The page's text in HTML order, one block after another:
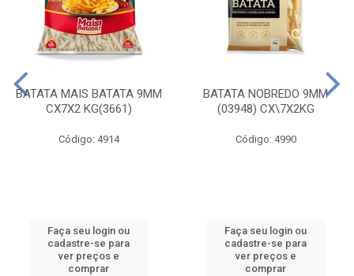
BATATA MAIS BATATA 9MM
CX7X2 KG(3661)
Código: 4914
Faça seu login ou
cadastre-se para
ver preços e
comprar
BATATA NOBREDO 9MM
(03948) CX\7X2KG
Código: 4990
Faça seu login ou
cadastre-se para
ver preços e
comprar